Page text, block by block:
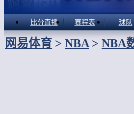
比分直播 赛程表 球队
网易体育 > NBA > NBA